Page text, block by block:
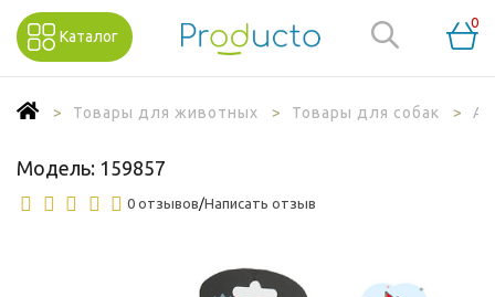
Каталог
0
Товары для животных Товары для собак
Модель: 159857
0 отзывов/Написать отзыв